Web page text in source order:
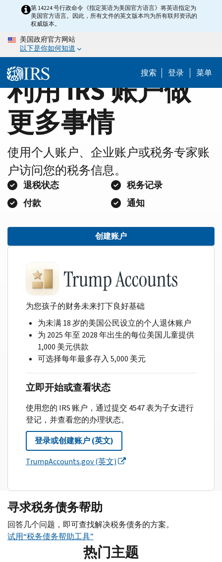
content
Home第 14224 号行政命令《指定英语为美国官方语言》将英语指定为
美国官方语言。因此，所有文件的英文版本均为所有联邦资讯的
权威版本。
美国政府官方网站
以下是你如何知道
搜索 登录 菜单
利用 IRS 账户做
更多事情
使用个人账户、企业账户或税务专家账
户访问您的税务信息。
退税状态
税务记录
付款
通知
创建账户
为您孩子的财务未来打下良好基础
为未满 18 岁的美国公民设立的个人退休账户
为 2025 年至 2028 年出生的每位美国儿童提供
1,000 美元供款
可选择每年最多存入 5,000 美元
立即开始或查看状态
使用您的 IRS 账户，通过提交 4547 表为子女进行
登记，并查看您的办理状态。
登录或创建账户 (英文)
TrumpAccounts.gov (英文)
寻求税务债务帮助
回答几个问题，即可查找解决税务债务的方案。
试用“税务债务帮助工具”
热门主题